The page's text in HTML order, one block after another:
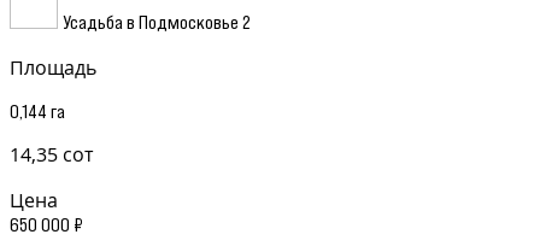
Усадьба в Подмосковье 2
Площадь
0,144 га
14,35 сот
Цена
650 000 ₽